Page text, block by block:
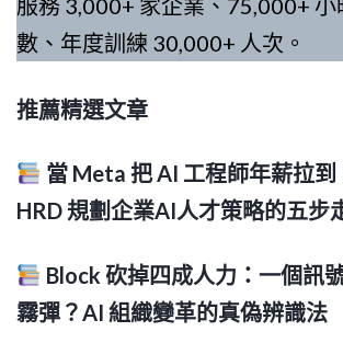
服務 3,000+ 家企業、75,000+
數、年度訓練 30,000+ 人次。
推薦精選文章
當 Meta 把 AI 工程師年薪拉到
HRD 規劃企業AI人才策略的五步
Block 砍掉四成人力：一個訊
霧彈？AI 組織變革的真偽辨識法